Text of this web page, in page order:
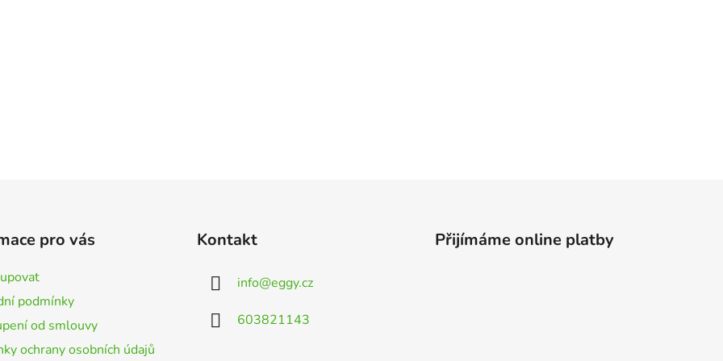
pro vás
podmínky
od smlouvy
ochrany osobních údajů
Kontakt
info@eggy.cz
603821143
Přijímáme online platby